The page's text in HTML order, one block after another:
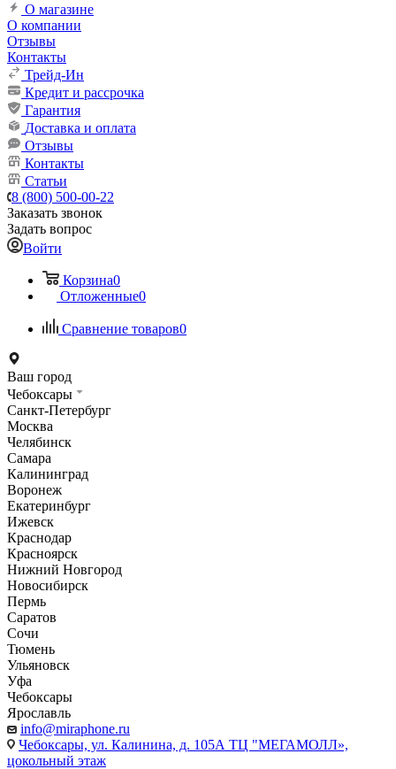
О магазине
О компании
Отзывы
Контакты
Трейд-Ин
Кредит и рассрочка
Гарантия
Доставка и оплата
Отзывы
Контакты
Статьи
8 (800) 500-00-22
Заказать звонок
Задать вопрос
Войти
Корзина0
Отложенные0
Сравнение товаров0
Ваш город
Чебоксары
Санкт-Петербург
Москва
Челябинск
Самара
Калининград
Воронеж
Екатеринбург
Ижевск
Краснодар
Красноярск
Нижний Новгород
Новосибирск
Пермь
Саратов
Сочи
Тюмень
Ульяновск
Уфа
Чебоксары
Ярославль
info@miraphone.ru
Чебоксары, ул. Калинина, д. 105А ТЦ "МЕГАМОЛЛ»,
цокольный этаж